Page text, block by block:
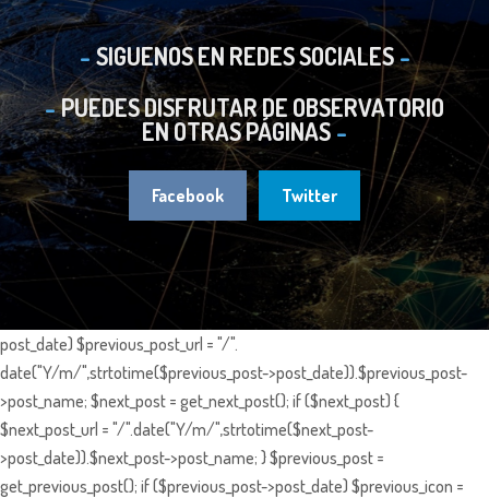
SIGUENOS EN REDES SOCIALES
PUEDES DISFRUTAR DE OBSERVATORIO
EN OTRAS PÁGINAS
Facebook Twitter
post_date) $previous_post_url = "/".
date("Y/m/",strtotime($previous_post->post_date)).$previous_post-
>post_name; $next_post = get_next_post(); if ($next_post) {
$next_post_url = "/".date("Y/m/",strtotime($next_post-
>post_date)).$next_post->post_name; } $previous_post =
get_previous_post(); if ($previous_post->post_date) $previous_icon =